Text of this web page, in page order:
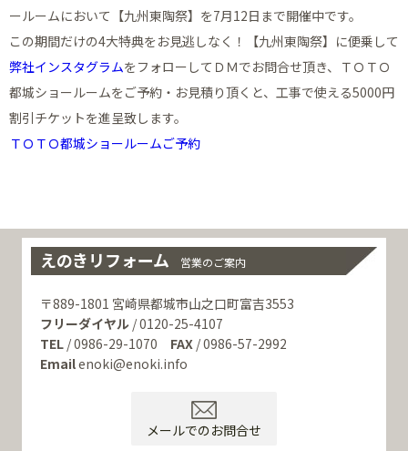
ールームにおいて【九州東陶祭】を7月12日まで開催中です。
この期間だけの4大特典をお見逃しなく！【九州東陶祭】に便乗して
弊社インスタグラムをフォローしてＤＭでお問合せ頂き、ＴＯＴＯ
都城ショールームをご予約・お見積り頂くと、工事で使える5000円
割引チケットを進呈致します。
ＴＯＴＯ都城ショールームご予約
えのきリフォーム 営業のご案内
〒889-1801 宮崎県都城市山之口町富吉3553
フリーダイヤル / 0120-25-4107
TEL / 0986-29-1070 FAX / 0986-57-2992
Emailenoki@enoki.info
メールでのお問合せ